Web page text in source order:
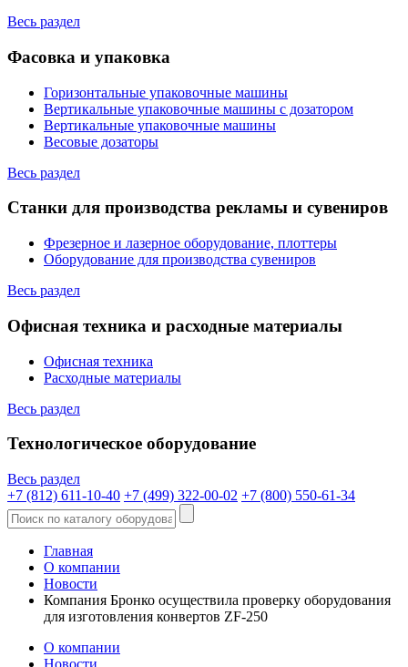
Весь раздел
Фасовка и упаковка
Горизонтальные упаковочные машины
Вертикальные упаковочные машины с дозатором
Вертикальные упаковочные машины
Весовые дозаторы
Весь раздел
Станки для производства рекламы и сувениров
Фрезерное и лазерное оборудование, плоттеры
Оборудование для производства сувениров
Весь раздел
Офисная техника и расходные материалы
Офисная техника
Расходные материалы
Весь раздел
Технологическое оборудование
Весь раздел
+7 (812) 611-10-40 +7 (499) 322-00-02 +7 (800) 550-61-34
Главная
О компании
Новости
Компания Бронко осуществила проверку оборудования
для изготовления конвертов ZF-250
О компании
Новости